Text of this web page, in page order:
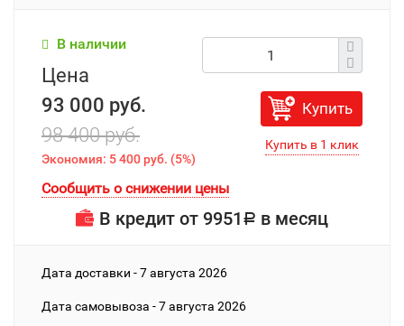
В наличии
Цена
93 000 руб.
98 400 руб.
Экономия: 5 400 руб. (5%)
Купить
Сообщить о снижении цены
В кредит от 9951 Р в месяц
Дата доставки - 7 августа 2026
Дата cамовывоза - 7 августа 2026